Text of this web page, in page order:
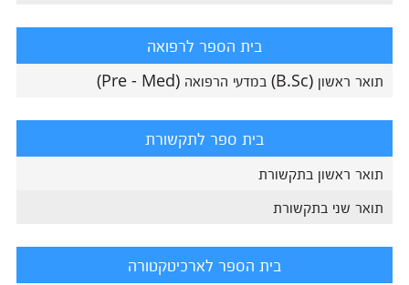
בית הספר לרפואה
תואר ראשון (B.Sc) במדעי הרפואה (Pre - Med)
בית ספר לתקשורת
תואר ראשון בתקשורת
תואר שני בתקשורת
בית הספר לארכיטקטורה